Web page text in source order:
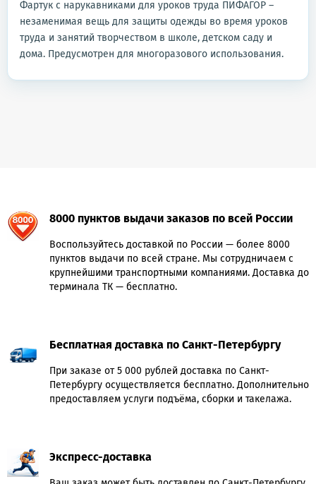
Фартук с нарукавниками для уроков труда ПИФАГОР –
незаменимая вещь для защиты одежды во время уроков
труда и занятий творчеством в школе, детском саду и
дома. Предусмотрен для многоразового использования.
8000 пунктов выдачи заказов по всей России
Воспользуйтесь доставкой по России — более 8000
пунктов выдачи по всей стране. Мы сотрудничаем с
крупнейшими транспортными компаниями. Доставка до
терминала ТК — бесплатно.
Бесплатная доставка по Санкт-Петербургу
При заказе от 5 000 рублей доставка по Санкт-
Петербургу осуществляется бесплатно. Дополнительно
предоставляем услуги подъёма, сборки и такелажа.
Экспресс-доставка